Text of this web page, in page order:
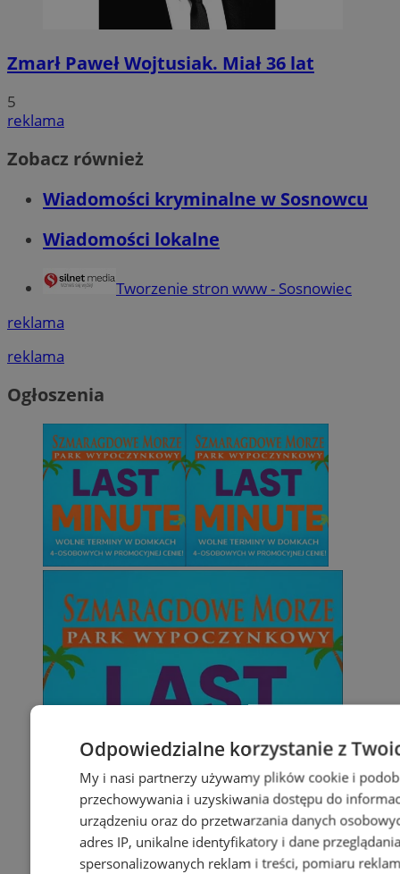
Zmarł Paweł Wojtusiak. Miał 36 lat
5
reklama
Zobacz również
Wiadomości kryminalne w Sosnowcu
Wiadomości lokalne
Tworzenie stron www - Sosnowiec
reklama
reklama
Ogłoszenia
Odpowiedzialne korzystanie z
My i nasi partnerzy używamy plików cookie i
przechowywania i uzyskiwania dostępu do
urządzeniu oraz do przetwarzania danych
adres IP, unikalne identyfikatory i dane
spersonalizowanych reklam i treści, pomiaru